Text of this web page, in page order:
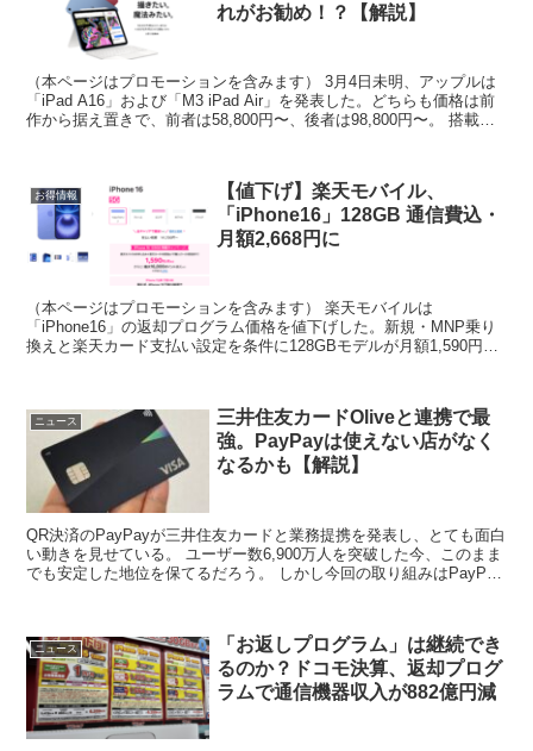
れがお勧め！？【解説】
（本ページはプロモーションを含みます） 3月4日未明、アップルは
「iPad A16」および「M3 iPad Air」を発表した。どちらも価格は前
作から据え置きで、前者は58,800円〜、後者は98,800円〜。 搭載チ
お得情報
【値下げ】楽天モバイル、
「iPhone16」128GB 通信費込・
月額2,668円に
（本ページはプロモーションを含みます） 楽天モバイルは
「iPhone16」の返却プログラム価格を値下げした。新規・MNP乗り
換えと楽天カード支払い設定を条件に128GBモデルが月額1,590円。
ニュース
三井住友カードOliveと連携で最
強。PayPayは使えない店がなく
なるかも【解説】
QR決済のPayPayが三井住友カードと業務提携を発表し、とても面白
い動きを見せている。 ユーザー数6,900万人を突破した今、このまま
でも安定した地位を保てるだろう。 しかし今回の取り組みはPayPay
ニュース
「お返しプログラム」は継続でき
るのか？ドコモ決算、返却プログ
ラムで通信機器収入が882億円減